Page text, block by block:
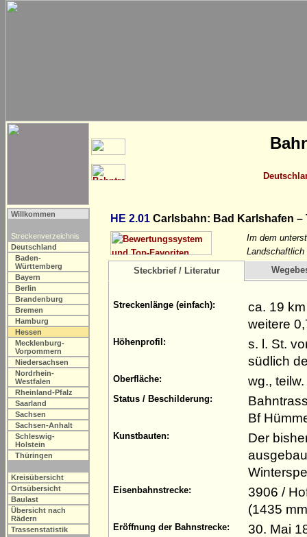
Willkommen
Streckenverzeichnis
Deutschland
Baden-
Württemberg
Bayern
Berlin
Brandenburg
Bremen
Hamburg
Hessen
Mecklenburg-
Vorpommern
Niedersachsen
Nordrhein-
Westfalen
Rheinland-Pfalz
Saarland
Sachsen
Sachsen-Anhalt
Schleswig-
Holstein
Thüringen
Kreisübersicht
Ortsübersicht
Baulast
Übersicht nach
Rädern
Trassenstatistik
HE 2.01 Carlsbahn: Bad Karlshafen –
Im dem
Landschaftlich
Steckbrief / Literatur
Streckenlänge (einfach):
ca. 19
weitere
Höhenprofil:
s. l. St.
südlich
Oberfläche: wg.,
Status / Beschilderung:
Bf
Kunstbauten:
Der
Eisenbahnstrecke:
3906 /
(1435
Eröffnung der Bahnstrecke:
30. Mai